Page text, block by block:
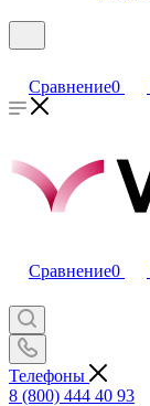
Сравнение0
Сравнение0
Телефоны
8 (800) 444 40 93